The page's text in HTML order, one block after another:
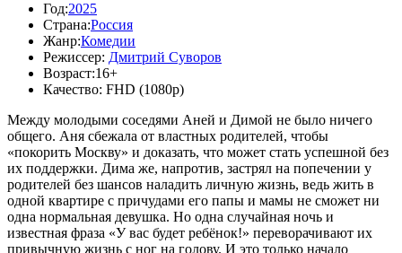
Год:2025
Страна:Россия
Жанр:Комедии
Режиссер: Дмитрий Суворов
Возраст:16+
Качество: FHD (1080p)
Между молодыми соседями Аней и Димой не было ничего
общего. Аня сбежала от властных родителей, чтобы
«покорить Москву» и доказать, что может стать успешной без
их поддержки. Дима же, напротив, застрял на попечении у
родителей без шансов наладить личную жизнь, ведь жить в
одной квартире с причудами его папы и мамы не сможет ни
одна нормальная девушка. Но одна случайная ночь и
известная фраза «У вас будет ребёнок!» переворачивают их
привычную жизнь с ног на голову. И это только начало